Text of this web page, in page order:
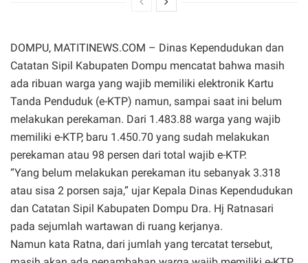
DOMPU, MATITINEWS.COM – Dinas Kependudukan dan
Catatan Sipil Kabupaten Dompu mencatat bahwa masih
ada ribuan warga yang wajib memiliki elektronik Kartu
Tanda Penduduk (e-KTP) namun, sampai saat ini belum
melakukan perekaman. Dari 1.483.88 warga yang wajib
memiliki e-KTP, baru 1.450.70 yang sudah melakukan
perekaman atau 98 persen dari total wajib e-KTP.
“Yang belum melakukan perekaman itu sebanyak 3.318
atau sisa 2 porsen saja,” ujar Kepala Dinas Kependudukan
dan Catatan Sipil Kabupaten Dompu Dra. Hj Ratnasari
pada sejumlah wartawan di ruang kerjanya.
Namun kata Ratna, dari jumlah yang tercatat tersebut,